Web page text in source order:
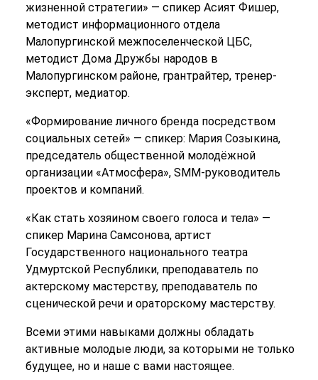
жизненной стратегии» — спикер Асият Фишер,
методист информационного отдела
Малопургинской межпоселенческой ЦБС,
методист Дома Дружбы народов в
Малопургинском районе, грантрайтер, тренер-
эксперт, медиатор.
«Формирование личного бренда посредством
социальных сетей» — спикер: Мария Созыкина,
председатель общественной молодёжной
организации «Атмосфера», SMM-руководитель
проектов и компаний.
«Как стать хозяином своего голоса и тела» —
спикер Марина Самсонова, артист
Государственного национального театра
Удмуртской Республики, преподаватель по
актерскому мастерству, преподаватель по
сценической речи и ораторскому мастерству.
Всеми этими навыками должны обладать
активные молодые люди, за которыми не только
будущее, но и наше с вами настоящее.